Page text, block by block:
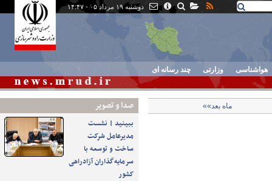
دوشنبه ۱۹ مرداد ۰۵ - ۱۴:۴۷
هواشناسی وزارتی چند رسانه ای
صدا و تصوير
ببینید | نشست
مدیرعامل شرکت
ساخت و توسعه با
سرمایه‌گذاران آزادراهی
کشور
ماه بعد»»